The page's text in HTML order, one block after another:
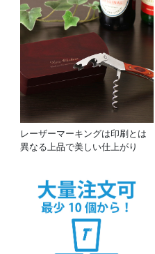
レーザーマーキングは印刷とは
異なる上品で美しい仕上がり